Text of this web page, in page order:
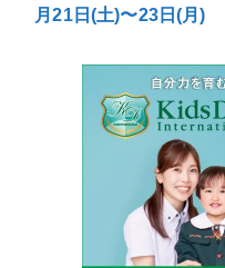
月21日(土)〜23日(月)